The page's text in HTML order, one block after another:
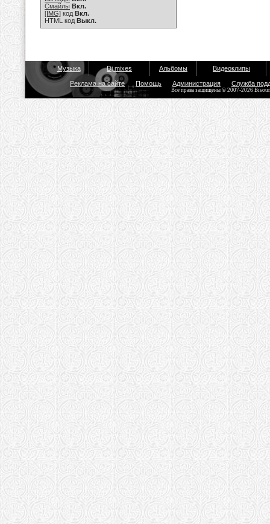
Смайлы Вкл.
[IMG] код Вкл.
HTML код Выкл.
Музыка Dj mixes Альбомы Видеоклипы
Реклама на сайте Помощь Администрация Служба
Все права защищены © 2007-2026